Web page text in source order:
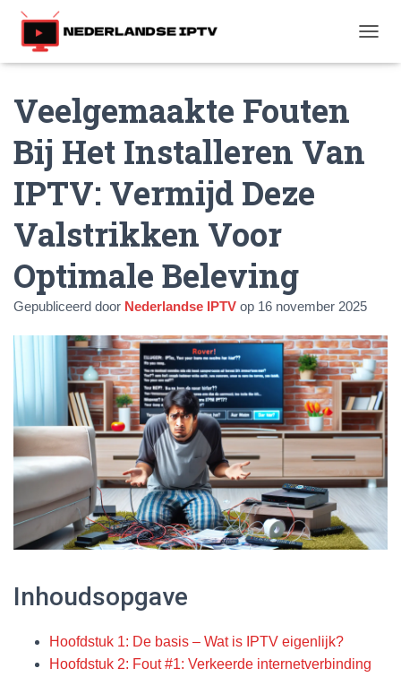
O
Veelgemaakte Fouten
Bij Het Installeren Van
IPTV: Vermijd Deze
Valstrikken Voor
Optimale Beleving
Gepubliceerd door Nederlandse IPTV op 16 november 2025
Inhoudsopgave
Hoofdstuk 1: De basis – Wat is IPTV eigenlijk?
Hoofdstuk 2: Fout #1: Verkeerde internetverbinding